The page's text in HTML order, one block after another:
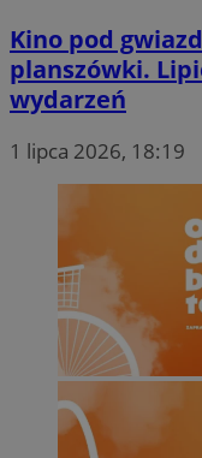
Kino pod
planszówki.
wydarzeń
1 lipca 2026, 18:19